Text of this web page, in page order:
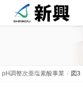
pH調整次亜塩素酸事業 図3